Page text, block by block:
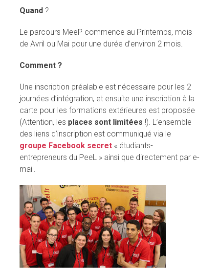
Quand ?
Le parcours MeeP commence au Printemps, mois
de Avril ou Mai pour une durée d’environ 2 mois.
Comment ?
Une inscription préalable est nécessaire pour les 2
journées d’intégration, et ensuite une inscription à la
carte pour les formations extérieures est proposée
(Attention, les places sont limitées !). L’ensemble
des liens d’inscription est communiqué via le
groupe Facebook secret « étudiants-
entrepreneurs du PeeL » ainsi que directement par e-
mail.